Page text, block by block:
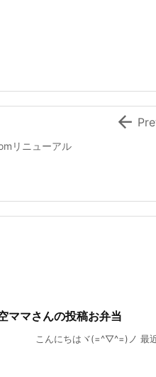
リニューアル

ママさんの投稿お弁当
にちはヾ(=^▽^=)ノ 最近、暖